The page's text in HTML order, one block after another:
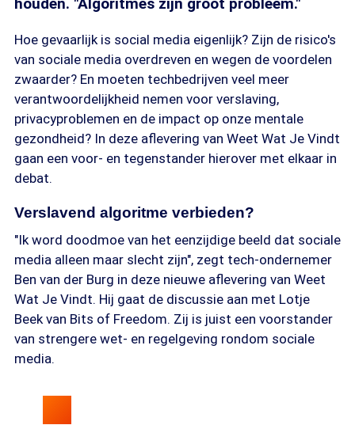
Hoe gevaarlijk is social media eigenlijk? Zijn de risico's
van sociale media overdreven en wegen de voordelen
zwaarder? En moeten techbedrijven veel meer
verantwoordelijkheid nemen voor verslaving,
privacyproblemen en de impact op onze mentale
gezondheid? In deze aflevering van Weet Wat Je Vindt
gaan een voor- en tegenstander hierover met elkaar in
debat.
Verslavend algoritme verbieden?
"Ik word doodmoe van het eenzijdige beeld dat sociale
media alleen maar slecht zijn", zegt tech-ondernemer
Ben van der Burg in deze nieuwe aflevering van Weet
Wat Je Vindt. Hij gaat de discussie aan met Lotje
Beek van Bits of Freedom. Zij is juist een voorstander
van strengere wet- en regelgeving rondom sociale
media.